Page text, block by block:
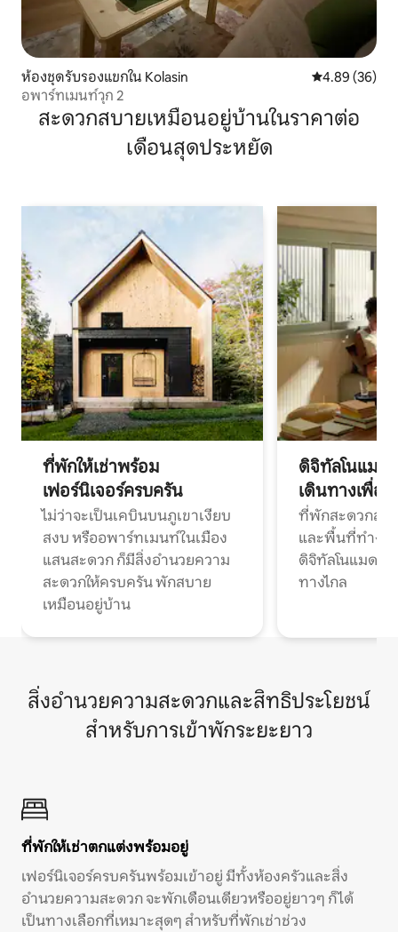
ห้องชุดรับรองแขกใน Kolasin คะแนนเฉลี่ย
4.89 (36)
อพาร์ทเมนท์วุก 2
สะดวกสบายเหมือนอยู่บ้านในราคาต่อ
เดือนสุดประหยัด
ที่พักให้เช่าพร้อม
เฟอร์นิเจอร์ครบครัน
ไม่ว่าจะเป็นเคบินบนภูเขาเงียบ
สงบ หรืออพาร์ทเมนท์ในเมือง
แสนสะดวก ก็มีสิ่งอำนวยความ
สะดวกให้ครบครัน พักสบาย
เหมือนอยู่บ้าน
ดิจิทัลโนแมด
เดินทางเพื่อ
ที่พักสะดวกสบ
และพื้นที่ทำงา
ดิจิทัลโนแมดแ
ทางไกล
สิ่งอำนวยความสะดวกและสิทธิประโยชน์
สำหรับการเข้าพักระยะยาว
ที่พักให้เช่าตกแต่งพร้อมอยู่
เฟอร์นิเจอร์ครบครันพร้อมเข้าอยู่ มีทั้งห้องครัวและสิ่ง
อำนวยความสะดวก จะพักเดือนเดียวหรืออยู่ยาวๆ ก็ได้
เป็นทางเลือกที่เหมาะสุดๆ สำหรับที่พักเช่าช่วง